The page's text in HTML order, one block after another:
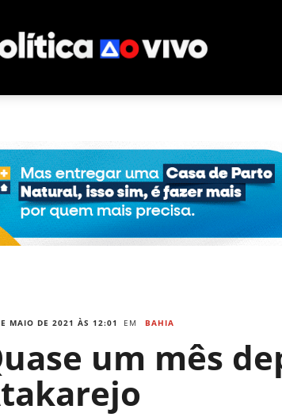
MAIO DE 2021 ÀS 12:01 EM BAHIA
um mês